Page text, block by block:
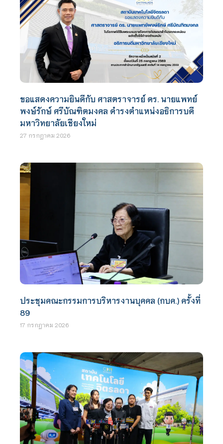
ขอแสดงความยินดีกับ ศาสตราจารย์ ดร. นายแพทย์
พงษ์รักษ์ ศรีบัณฑิตมงคล ดำรงตำแหน่งอธิการบดี
มหาวิทยาลัยเชียงใหม่
27 กรกฎาคม 2026
ประชุมคณะกรรมการบริหารงานบุคคล (กบค.) ครั้งที่
89
17 กรกฎาคม 2026